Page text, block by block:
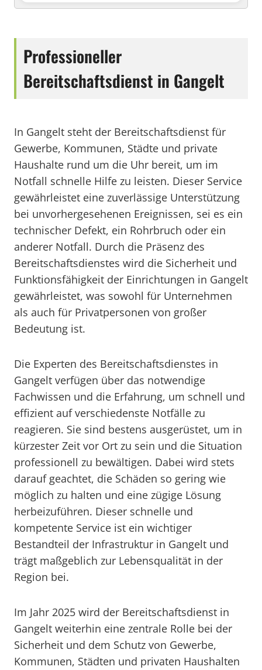
Professioneller
Bereitschaftsdienst in Gangelt
In Gangelt steht der Bereitschaftsdienst für
Gewerbe, Kommunen, Städte und private
Haushalte rund um die Uhr bereit, um im
Notfall schnelle Hilfe zu leisten. Dieser Service
gewährleistet eine zuverlässige Unterstützung
bei unvorhergesehenen Ereignissen, sei es ein
technischer Defekt, ein Rohrbruch oder ein
anderer Notfall. Durch die Präsenz des
Bereitschaftsdienstes wird die Sicherheit und
Funktionsfähigkeit der Einrichtungen in Gangelt
gewährleistet, was sowohl für Unternehmen
als auch für Privatpersonen von großer
Bedeutung ist.
Die Experten des Bereitschaftsdienstes in
Gangelt verfügen über das notwendige
Fachwissen und die Erfahrung, um schnell und
effizient auf verschiedenste Notfälle zu
reagieren. Sie sind bestens ausgerüstet, um in
kürzester Zeit vor Ort zu sein und die Situation
professionell zu bewältigen. Dabei wird stets
darauf geachtet, die Schäden so gering wie
möglich zu halten und eine zügige Lösung
herbeizuführen. Dieser schnelle und
kompetente Service ist ein wichtiger
Bestandteil der Infrastruktur in Gangelt und
trägt maßgeblich zur Lebensqualität in der
Region bei.
Im Jahr 2025 wird der Bereitschaftsdienst in
Gangelt weiterhin eine zentrale Rolle bei der
Sicherheit und dem Schutz von Gewerbe,
Kommunen, Städten und privaten Haushalten